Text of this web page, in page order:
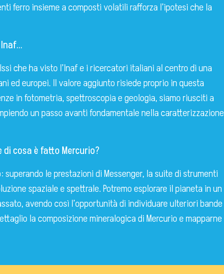
ferro insieme a composti volatili rafforza l’ipotesi che la
che ha visto l’Inaf e i ricercatori italiani al centro di una
ed europei. Il valore aggiunto risiede proprio in questa
in fotometria, spettroscopia e geologia, siamo riusciti a
un passo avanti fondamentale nella caratterizzazione
di cosa è fatto Mercurio?
le prestazioni di Messenger, la suite di strumenti
spaziale e spettrale. Potremo esplorare il pianeta in un
avendo così l’opportunità di individuare ulteriori bande
la composizione mineralogica di Mercurio e mapparne